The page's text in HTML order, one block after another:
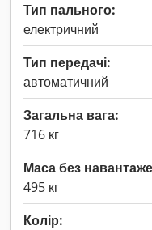
Тип пального:
електричний
Тип передачі:
автоматичний
Загальна вага:
716 кг
Маса без
495 кг
Колір: